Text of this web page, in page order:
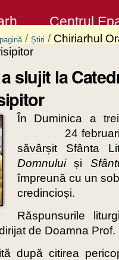
Centrul
/ Știri / Chiriarhul
slujit la
În Duminica a
24 februarie
săvârșit Sfânta
Domnuluiși
împreună cu un
credincioși.
Răspunsurile
de Doamna
după citirea